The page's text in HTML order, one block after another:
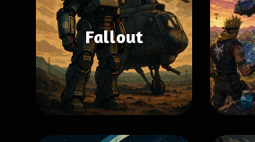
Fallout